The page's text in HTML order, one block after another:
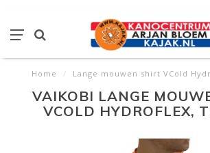
Home / Lange mouwen shirt VCold
VAIKOBI LANGE
VCOLD HYDROFLEX,